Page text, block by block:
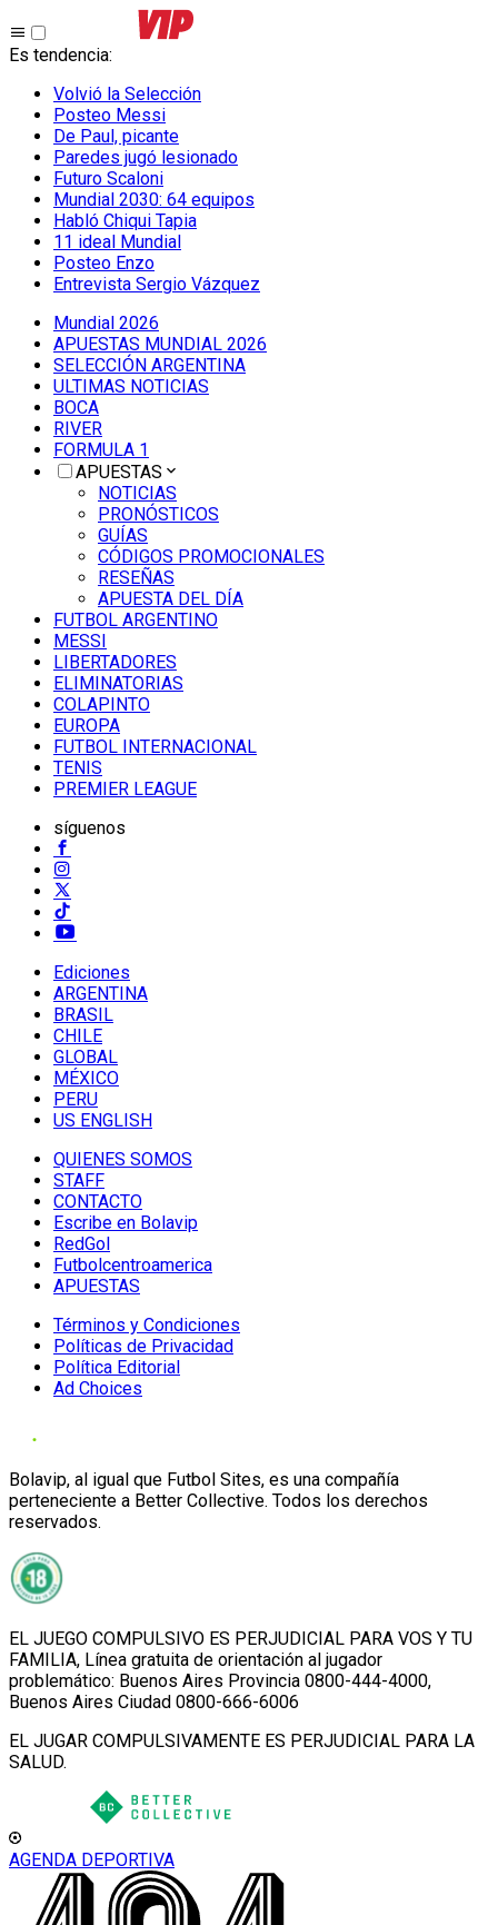
Es tendencia:
Volvió la Selección
Posteo Messi
De Paul, picante
Paredes jugó lesionado
Futuro Scaloni
Mundial 2030: 64 equipos
Habló Chiqui Tapia
11 ideal Mundial
Posteo Enzo
Entrevista Sergio Vázquez
Mundial 2026
APUESTAS MUNDIAL 2026
SELECCIÓN ARGENTINA
ULTIMAS NOTICIAS
BOCA
RIVER
FORMULA 1
APUESTAS
NOTICIAS
PRONÓSTICOS
GUÍAS
CÓDIGOS PROMOCIONALES
RESEÑAS
APUESTA DEL DÍA
FUTBOL ARGENTINO
MESSI
LIBERTADORES
ELIMINATORIAS
COLAPINTO
EUROPA
FUTBOL INTERNACIONAL
TENIS
PREMIER LEAGUE
síguenos
Ediciones
ARGENTINA
BRASIL
CHILE
GLOBAL
MÉXICO
PERU
US ENGLISH
QUIENES SOMOS
STAFF
CONTACTO
Escribe en Bolavip
RedGol
Futbolcentroamerica
APUESTAS
Términos y Condiciones
Políticas de Privacidad
Política Editorial
Ad Choices
Bolavip, al igual que Futbol Sites, es una compañía
perteneciente a Better Collective. Todos los derechos
reservados.
EL JUEGO COMPULSIVO ES PERJUDICIAL PARA VOS Y TU
FAMILIA, Línea gratuita de orientación al jugador
problemático: Buenos Aires Provincia 0800-444-4000,
Buenos Aires Ciudad 0800-666-6006
EL JUGAR COMPULSIVAMENTE ES PERJUDICIAL PARA LA
SALUD.
AGENDA DEPORTIVA